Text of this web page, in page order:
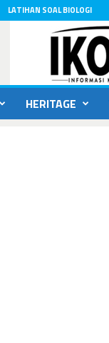
LATIHAN SOAL BIOLOGI
HERITAGE